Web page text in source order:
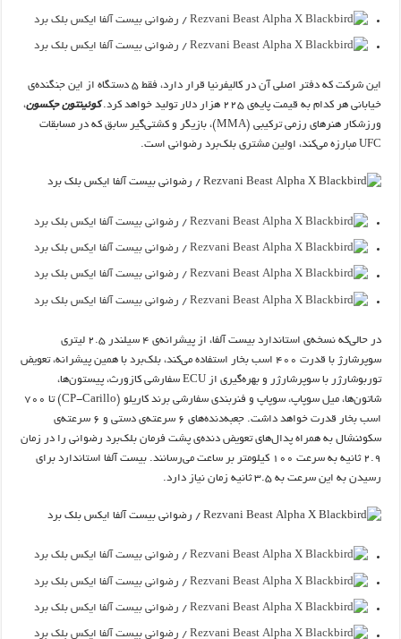
این شرکت که دفتر اصلی آن در کالیفرنیا قرار دارد، فقط ۵ دستگاه از این جنگنده‌ی
خیابانی هر کدام به قیمت پایه‌ی ۲۲۵ هزار دلار تولید خواهد کرد.
کوئینتون جکسون،
ورزشکار هنرهای رزمی ترکیبی (MMA)، بازیگر و کشتی‌گیر سابق که در مسابقات
UFC مبارزه می‌کند، اولین مشتری بلک‌برد رضوانی است.
در حالی‌که نسخه‌ی استاندارد بیست آلفا، از پیشرانه‌ی ۴ سیلندر ۲.۵ لیتری
سوپرشارژ با قدرت ۴۰۰ اسب بخار استفاده می‌کند، بلک‌برد با همین پیشرانه، تعویض
توربوشارژر با سوپرشارژر و بهره‌گیری از ECU سفارشی کازورث، پیستون‌ها،
شاتون‌ها، میل سوپاپ، سوپاپ و فنربندی سفارشی برند کاریلو (CP-Carillo) تا ۷۰۰
اسب بخار قدرت خواهد داشت. جعبه‌دنده‌های ۶ سرعته‌ی دستی و ۶ سرعته‌ی
سکوئنشال به همراه پدال‌های تعویض دنده‌ی پشت فرمان بلک‌برد رضوانی را در زمان
۲.۹ ثانیه به سرعت ۱۰۰ کیلومتر بر ساعت می‌رسانند. بیست آلفا استاندارد برای
رسیدن به این سرعت به ۳.۵ ثانیه زمان نیاز دارد.